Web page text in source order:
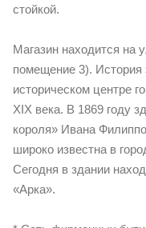
стойкой.
Магазин находится на
помещение 3). История
историческом центре
XIX века. В 1869 году
короля» Ивана
широко известна в
Сегодня в здании
«Арка».